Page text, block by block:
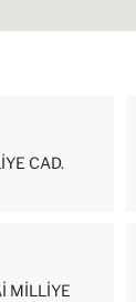
CAD.
MILLIYE